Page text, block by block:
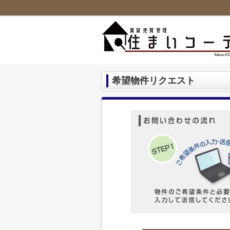
希望物件リクエスト